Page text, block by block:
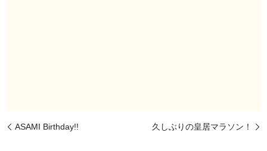
ASAMI Birthday!! 久しぶりの皇居マラソン！